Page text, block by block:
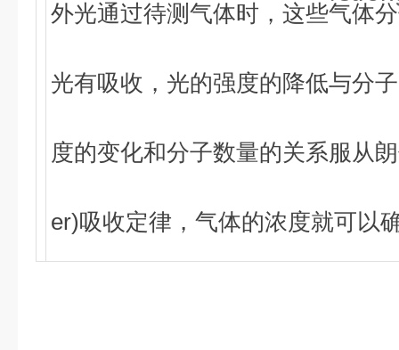
外光通过待测气体时，这些气体
光有吸收，光的强度的降低与分
度的变化和分子数量的关系服从
er)吸收定律，气体的浓度就可以